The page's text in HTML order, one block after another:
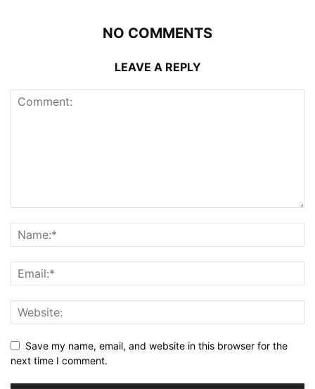
NO COMMENTS
LEAVE A REPLY
Save my name, email, and website in this browser for the
next time I comment.